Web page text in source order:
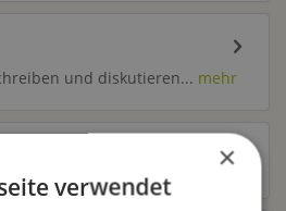
und diskutieren... mehr
×
verwendet